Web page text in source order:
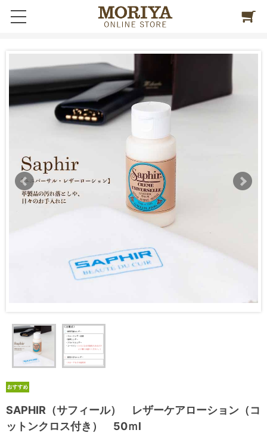
SAPHIR（サフィール） レザーケアローション（コ
ットンクロス付き） 50ｍl